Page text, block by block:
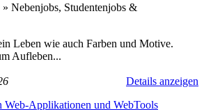
» Nebenjobs, Studentenjobs &
Leben wie auch Farben und Motive.
Aufleben...
Details anzeigen